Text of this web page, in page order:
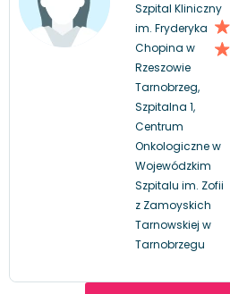
Szpital Kliniczny
im. Fryderyka
Chopina w
Rzeszowie
Tarnobrzeg,
Szpitalna 1,
Centrum
Onkologiczne w
Wojewódzkim
Szpitalu im. Zofii
z Zamoyskich
Tarnowskiej w
Tarnobrzegu